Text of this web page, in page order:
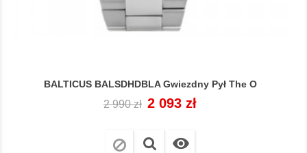
BALTICUS BALSDHDBLA Gwiezdny Pył The O
Cena
2 990 zł Cena
2 093 zł
